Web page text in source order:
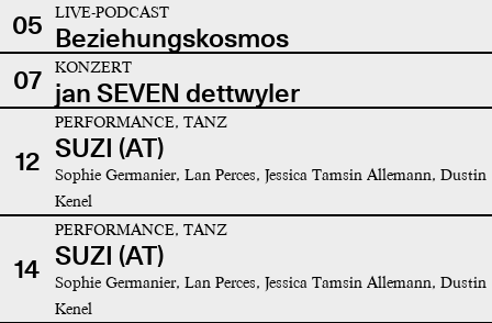
05 LIVE-PODCAST
Beziehungskosmos
07
KONZERT
jan SEVEN dettwyler
12
PERFORMANCE, TANZ
SUZI (AT)
Sophie Germanier, Lan Perces, Jessica Tamsin Allemann, Dustin
Kenel
14
PERFORMANCE, TANZ
SUZI (AT)
Sophie Germanier, Lan Perces, Jessica Tamsin Allemann, Dustin
Kenel